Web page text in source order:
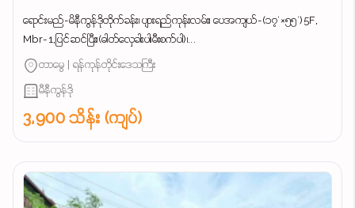
ရောင်းမည်-မိနီကွန်ဒိုတိုက်ခန်း၊ ပျားရည်ကုန်းလမ်း၊ ပေအကျယ်-(၁၇'×၅၅')5F,
Mbr-1,ပြင်ဆင်ပြီး၊(ဓါတ်လှေခါးပါ၊မီးစက်ပါ)၊...
တာမွေ | ရန်ကုန်တိုင်းဒေသကြီး
မီနီကွန်ဒို
3,900 သိန်း (ကျပ်)